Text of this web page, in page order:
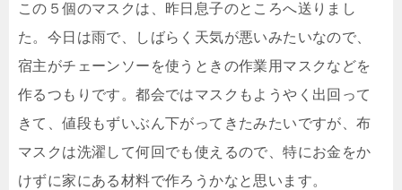
この５個のマスクは、昨日息子のところへ送りまし
た。今日は雨で、しばらく天気が悪いみたいなので、
宿主がチェーンソーを使うときの作業用マスクなどを
作るつもりです。都会ではマスクもようやく出回って
きて、値段もずいぶん下がってきたみたいですが、布
マスクは洗濯して何回でも使えるので、特にお金をか
けずに家にある材料で作ろうかなと思います。